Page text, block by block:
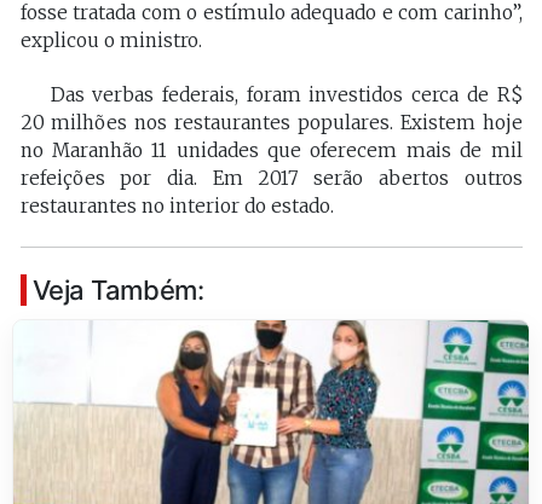
fosse tratada com o estímulo adequado e com carinho”,
explicou o ministro.
Das verbas federais, foram investidos cerca de R$
20 milhões nos restaurantes populares. Existem hoje
no Maranhão 11 unidades que oferecem mais de mil
refeições por dia. Em 2017 serão abertos outros
restaurantes no interior do estado.
Veja Também: